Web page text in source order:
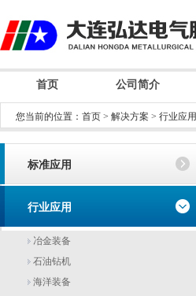
首页 公司简介
您当前的位置： 首页 > 解决方案 > 行业应用
标准应用
行业应用
冶金装备
石油钻机
海洋装备